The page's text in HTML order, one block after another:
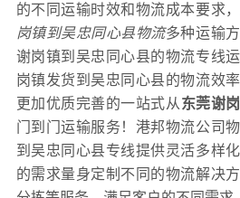
的不同运输时效和物流成本要求，
岗镇到吴忠同心县物流多种运输
谢岗镇到吴忠同心县的物流专线
岗镇发货到吴忠同心县的物流效
更加优质完善的一站式从 东莞谢
门到门运输服务！港邦物流公司
到吴忠同心县专线提供灵活多样
的需求量身定制不同的物流解决